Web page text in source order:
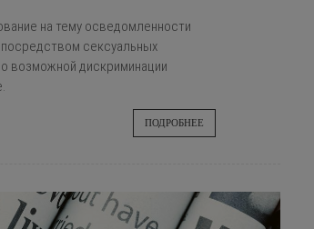
на тему осведомленности
сексуальных
возможной дискриминации
ПОДРОБНЕЕ